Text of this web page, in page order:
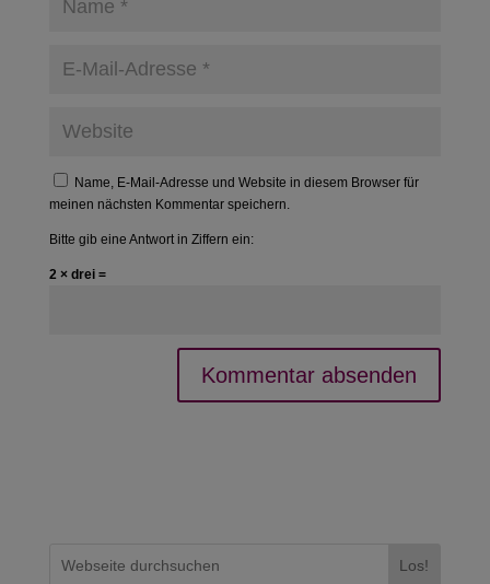
Name, E-Mail-Adresse und Website in diesem Browser für
meinen nächsten Kommentar speichern.
Bitte gib eine Antwort in Ziffern ein:
2 × drei =
Los!